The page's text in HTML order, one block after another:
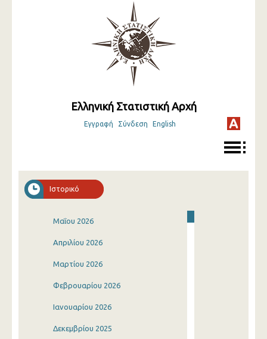
Ελληνική Στατιστική Αρχή
Εγγραφή Σύνδεση English
Ιστορικό
Μαΐου 2026
Απριλίου 2026
Μαρτίου 2026
Φεβρουαρίου 2026
Ιανουαρίου 2026
Δεκεμβρίου 2025